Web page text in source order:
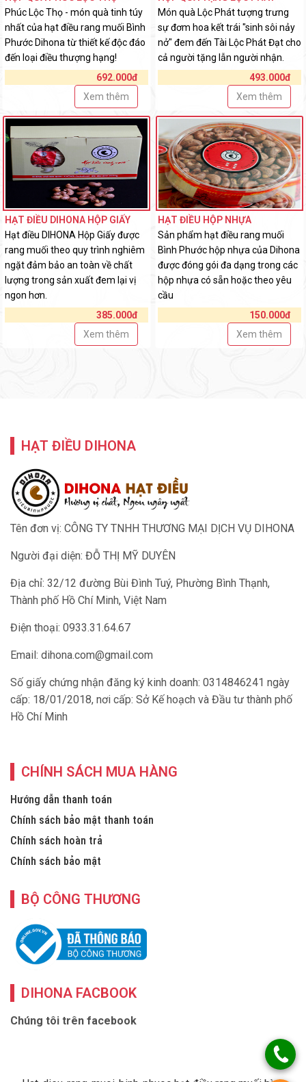
Phúc Lộc Thọ - món quà tinh túy
nhất của hạt điều rang muối Bình
Phước Dihona từ thiết kế độc đáo
đến loại điều thượng hạng!
692.000đ
Xem thêm
Món quà Lộc Phát tượng trưng
sự đơm hoa kết trái "sinh sôi nảy
nở" đem đến Tài Lộc Phát Đạt cho
cả người tặng lẫn người nhận.
493.000đ
Xem thêm
HẠT ĐIỀU DIHONA HỘP GIẤY
Hạt điều DIHONA Hộp Giấy được
rang muối theo quy trình nghiêm
ngặt đảm bảo an toàn về chất
lượng trong sản xuất đem lại vị
ngon hơn.
385.000đ
Xem thêm
HẠT ĐIỀU HỘP NHỰA
Sản phẩm hạt điều rang muối
Bình Phước hộp nhựa của Dihona
được đóng gói đa dạng trong các
hộp nhựa có sẵn hoặc theo yêu
cầu
150.000đ
Xem thêm
HẠT ĐIỀU DIHONA
Tên đơn vị: CÔNG TY TNHH THƯƠNG MẠI DỊCH VỤ DIHONA
Người đại diện: ĐỖ THỊ MỸ DUYÊN
Thành phố Hồ Chí Minh, Việt Nam
cấp: 18/01/2018, nơi cấp: Sở Kế hoạch và Đầu tư thành phố
Hồ Chí Minh
CHÍNH SÁCH MUA HÀNG
Hướng dẫn thanh toán
Chính sách bảo mật thanh toán
Chính sách hoàn trả
Chính sách bảo mật
BỘ CÔNG THƯƠNG
DIHONA FACBOOK
Hat-dieu-rang-muoi-binh-phuoc hạt điều rang muối bình